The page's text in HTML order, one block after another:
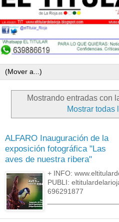
Mostrando entradas con
Mostrar todas
ALFARO Inauguración de la
exposición fotográfica "Las
aves de nuestra ribera"
+ INFO:
PUBLI:
696291877